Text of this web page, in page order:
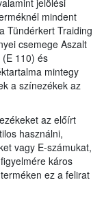
jelölési
mindent
Tündérkert Traiding
csemege Aszalt
(E 110) és
mintegy
a színezékek az
az előírt
használni,
vagy E-számukat,
káros
ez a felirat